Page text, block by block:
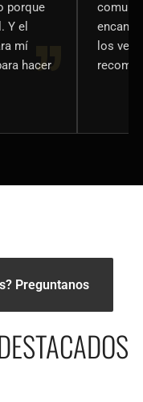
porque
Y el
mí
hacer
los
Preguntanos